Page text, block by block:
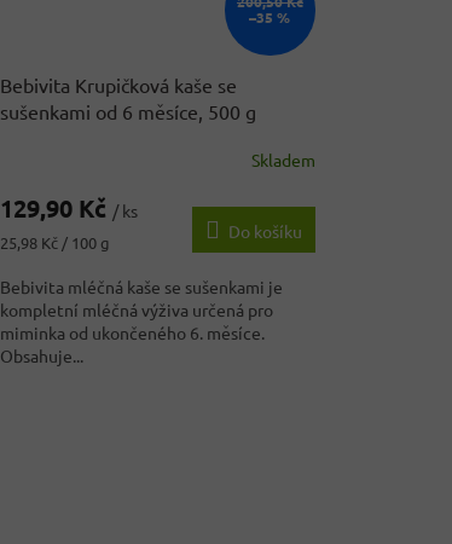
–35 %
Bebivita Krupičková kaše se
sušenkami od 6 měsíce, 500 g
Skladem
129,90 Kč / ks
Měrná
25,98 Kč / 100 g
Do košíku
Bebivita mléčná kaše se sušenkami je
kompletní mléčná výživa určená pro
miminka od ukončeného 6. měsíce.
Obsahuje...